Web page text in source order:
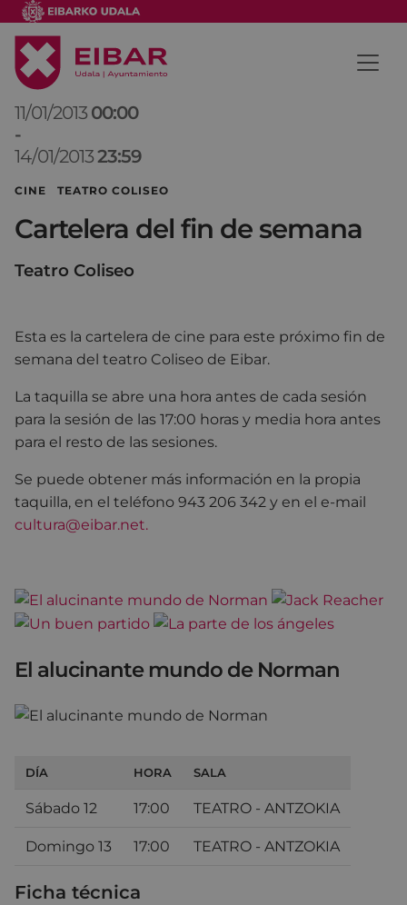
11/01/2013 00:00
-
14/01/201323:59
CINE TEATRO COLISEO
Cartelera del fin de semana
Teatro Coliseo
Esta es la cartelera de cine para este próximo fin de
semana del teatro Coliseo de Eibar.
La taquilla se abre una hora antes de cada sesión
para la sesión de las 17:00 horas y media hora antes
para el resto de las sesiones.
Se puede obtener más información en la propia
taquilla, en el teléfono 943 206 342 y en el e-mail
cultura@eibar.net.
El alucinante mundo de Norman
DÍA HORA SALA
Sábado 12 17:00 TEATRO - ANTZOKIA
Domingo 13 17:00 TEATRO - ANTZOKIA
Ficha técnica